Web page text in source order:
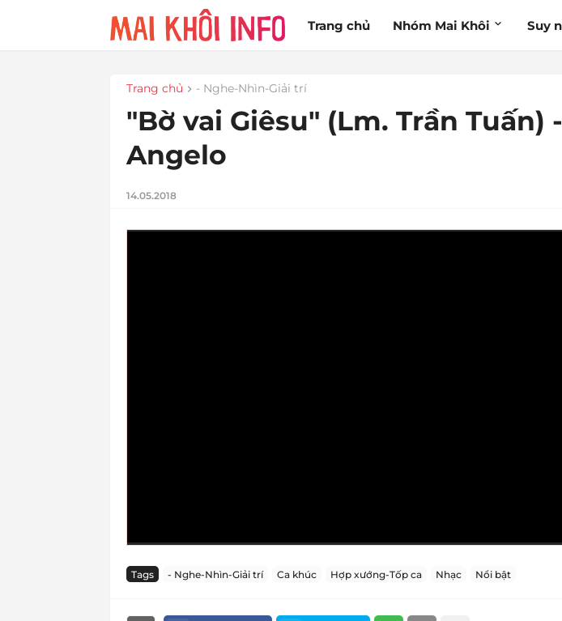
Trang chủ Nhóm Mai Khôi Suy
Trang chủ - Nghe-Nhìn-Giải trí
"Bờ vai Giêsu" (Lm. Trần Tuấn)
Angelo
14.05.2018
Tags - Nghe-Nhìn-Giải trí Ca khúc Hợp xướng-Tốp ca Nhạc Nổi bật